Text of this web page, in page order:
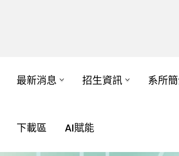
最新消息 招生資訊 系所
下載區 AI賦能